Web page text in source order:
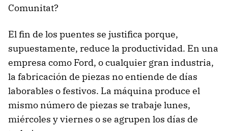
Comunitat?
El fin de los puentes se justifica porque,
supuestamente, reduce la productividad. En una
empresa como Ford, o cualquier gran industria,
la fabricación de piezas no entiende de días
laborables o festivos. La máquina produce el
mismo número de piezas se trabaje lunes,
miércoles y viernes o se agrupen los días de